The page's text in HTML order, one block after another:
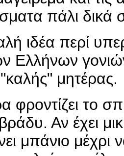
πάλι δικά
ιδέα περί
Ελλήνων
μητέρας.
φροντίζει το
Αν έχει
μπάνιο